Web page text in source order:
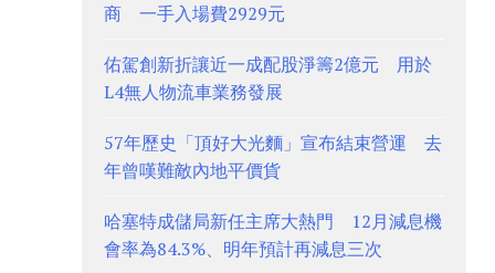
商 一手入場費2929元
佑駕創新折讓近一成配股淨籌2億元 用於
L4無人物流車業務發展
57年歷史「頂好大光麵」宣布結束營運 去
年曾嘆難敵內地平價貨
哈塞特成儲局新任主席大熱門 12月減息機
會率為84.3%、明年預計再減息三次